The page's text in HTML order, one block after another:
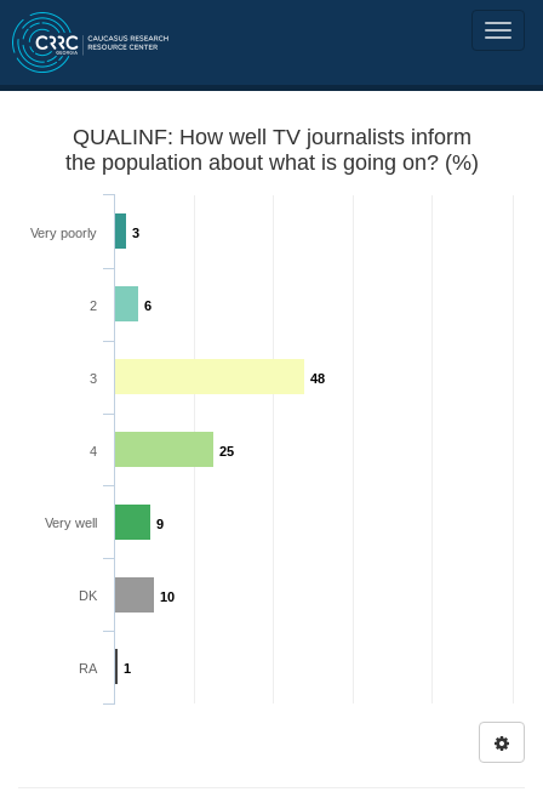
QUALINF: How well TV journalists inform
the population about what is going on? (%)
3
6
48
25
9
10
1
Very poorly
2
3
4
Very well
DK
RA